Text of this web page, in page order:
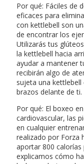
Por qué: Fáciles de
eficaces para
con kettlebell son
de encontrar los
Utilizarás tus
la kettlebell hacia
ayudar a mantener
recibirán algo de
sujeta una
brazos delante de ti.
Por qué: El boxeo
cardiovascular, las
en cualquier
realizado por Forza
aportar 800
explicamos cómo